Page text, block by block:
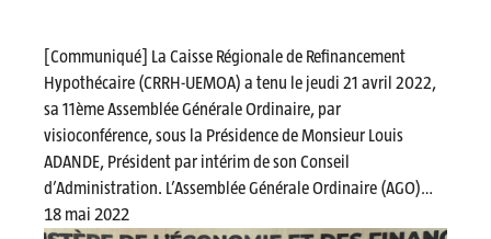
[Communiqué] La Caisse Régionale de Refinancement
Hypothécaire (CRRH-UEMOA) a tenu le jeudi 21 avril 2022,
sa 11ème Assemblée Générale Ordinaire, par
visioconférence, sous la Présidence de Monsieur Louis
ADANDE, Président par intérim de son Conseil
d’Administration. L’Assemblée Générale Ordinaire (AGO)…
18 mai 2022